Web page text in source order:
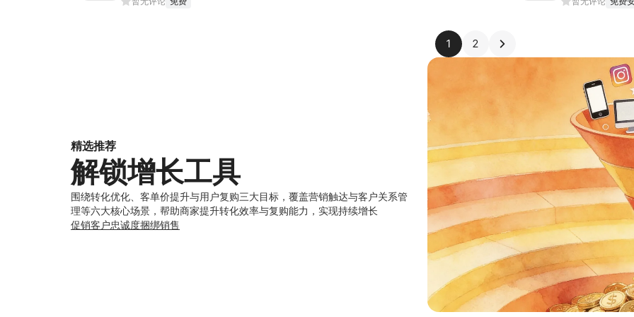
1 2
精选推荐
解锁增长工具
围绕转化优化、客单价提升与用户复购三大目标，覆盖营销触达与客户关系管
理等六大核心场景，帮助商家提升转化效率与复购能力，实现持续增长
促销客户忠诚度捆绑销售